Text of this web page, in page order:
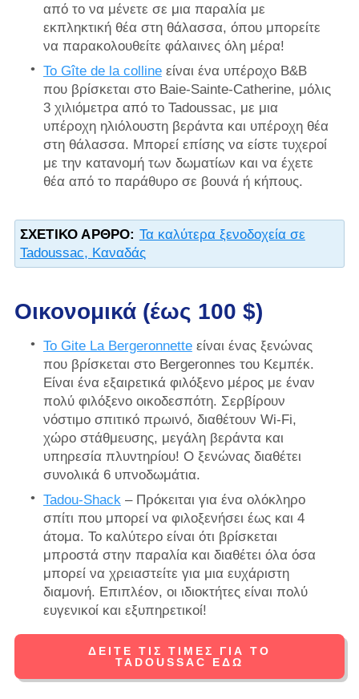
από το να μένετε σε μια παραλία με
εκπληκτική θέα στη θάλασσα, όπου μπορείτε
να παρακολουθείτε φάλαινες όλη μέρα!
Το Gîte de la collineείναι ένα υπέροχο B&B
που βρίσκεται στο Baie-Sainte-Catherine, μόλις
3 χιλιόμετρα από το Tadoussac, με μια
υπέροχη ηλιόλουστη βεράντα και υπέροχη θέα
στη θάλασσα. Μπορεί επίσης να είστε τυχεροί
με την κατανομή των δωματίων και να έχετε
θέα από το παράθυρο σε βουνά ή κήπους.
ΣΧΕΤΙΚΌ ΆΡΘΡΟ: Τα καλύτερα ξενοδοχεία σε
Tadoussac, Καναδάς
Οικονομικά (έως 100 $)
Το Gite La Bergeronnetteείναι ένας ξενώνας
που βρίσκεται στο Bergeronnes του Κεμπέκ.
Είναι ένα εξαιρετικά φιλόξενο μέρος με έναν
πολύ φιλόξενο οικοδεσπότη. Σερβίρουν
νόστιμο σπιτικό πρωινό, διαθέτουν Wi-Fi,
χώρο στάθμευσης, μεγάλη βεράντα και
υπηρεσία πλυντηρίου! Ο ξενώνας διαθέτει
συνολικά 6 υπνοδωμάτια.
Tadou-Shack– Πρόκειται για ένα ολόκληρο
σπίτι που μπορεί να φιλοξενήσει έως και 4
άτομα. Το καλύτερο είναι ότι βρίσκεται
μπροστά στην παραλία και διαθέτει όλα όσα
μπορεί να χρειαστείτε για μια ευχάριστη
διαμονή. Επιπλέον, οι ιδιοκτήτες είναι πολύ
ευγενικοί και εξυπηρετικοί!
ΔΕΊΤΕ ΤΙΣ ΤΙΜΈΣ ΓΙΑ ΤΟ
TADOUSSAC ΕΔΏ